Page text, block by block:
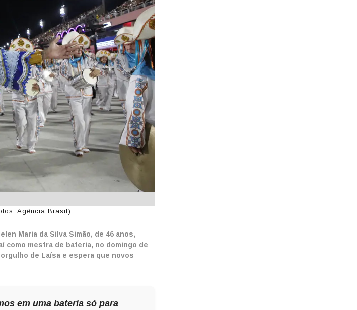
Agência Brasil)
Maria da Silva Simão, de 46 anos,
como mestra de bateria, no domingo de
de Laísa e espera que novos
em uma bateria só para